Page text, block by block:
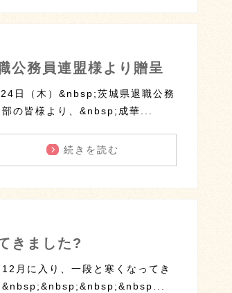
公務員連盟様より贈呈
日（木）&nbsp;茨城県退職公務
部の皆様より、&nbsp;成華...
続きを読む
きました?
月に入り、一段と寒くなってき
&nbsp;&nbsp;&nbsp;&nbsp...